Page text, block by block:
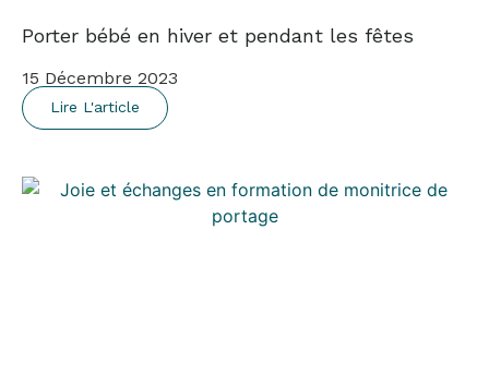
Porter bébé en hiver et pendant les fêtes
15 Décembre 2023
Lire L'article